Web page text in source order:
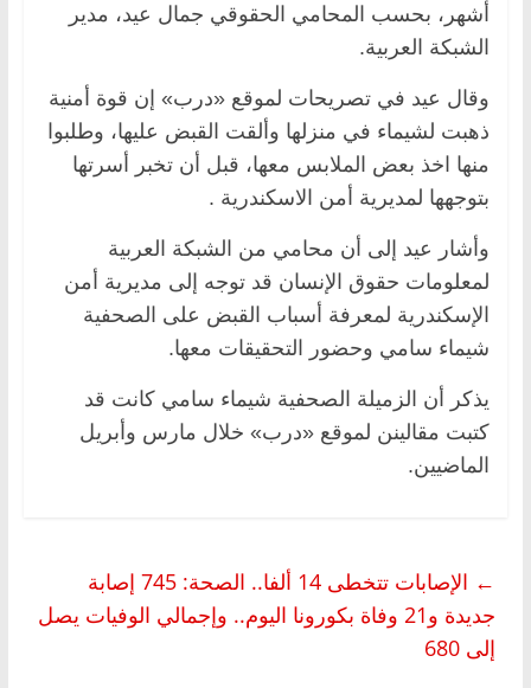
أشهر، بحسب المحامي الحقوقي جمال عيد، مدير
الشبكة العربية.
وقال عيد في تصريحات لموقع «درب» إن قوة أمنية
ذهبت لشيماء في منزلها وألقت القبض عليها، وطلبوا
منها اخذ بعض الملابس معها، قبل أن تخبر أسرتها
بتوجهها لمديرية أمن الاسكندرية .
وأشار عيد إلى أن محامي من الشبكة العربية
لمعلومات حقوق الإنسان قد توجه إلى مديرية أمن
الإسكندرية لمعرفة أسباب القبض على الصحفية
شيماء سامي وحضور التحقيقات معها.
يذكر أن الزميلة الصحفية شيماء سامي كانت قد
كتبت مقالينن لموقع «درب» خلال مارس وأبريل
الماضيين.
←
الإصابات تتخطى 14 ألفا.. الصحة: 745 إصابة
جديدة و21 وفاة بكورونا اليوم.. وإجمالي الوفيات يصل
إلى 680